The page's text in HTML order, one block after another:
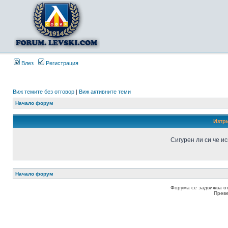
Влез Регистрация
Виж темите без отговор | Виж активните теми
Начало форум
Сигурен ли си че
Начало форум
Форума се задвижва